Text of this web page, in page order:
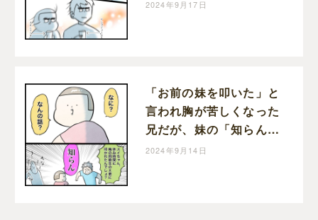
2024年9月17日
「お前の妹を叩いた」と
言われ胸が苦しくなった
兄だが、妹の「知らん」
で友達の嘘だと判明し苦
2024年9月14日